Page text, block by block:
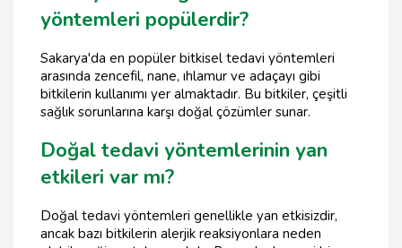
yöntemleri popülerdir?
Sakarya'da en popüler bitkisel tedavi yöntemleri
arasında zencefil, nane, ıhlamur ve adaçayı gibi
bitkilerin kullanımı yer almaktadır. Bu bitkiler, çeşitli
sağlık sorunlarına karşı doğal çözümler sunar.
Doğal tedavi yöntemlerinin yan
etkileri var mı?
Doğal tedavi yöntemleri genellikle yan etkisizdir,
ancak bazı bitkilerin alerjik reaksiyonlara neden